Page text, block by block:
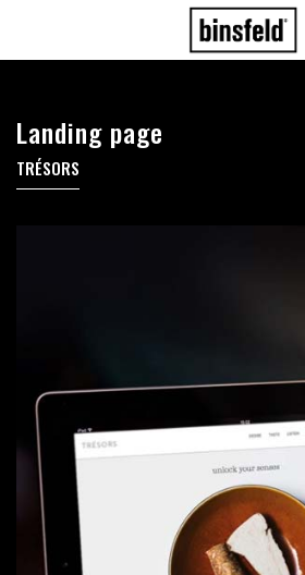
Landing page
TRÉSORS